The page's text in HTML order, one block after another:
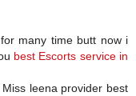
many time butt now i
best Escorts service in
leena provider best